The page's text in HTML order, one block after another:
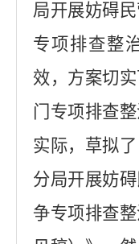
局开展妨碍
专项排查整
效，方案切
门专项排查
实际，草拟
分局开展妨
争专项排查